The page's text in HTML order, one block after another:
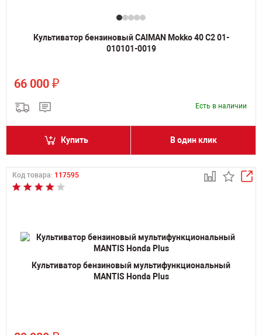
Культиватор бензиновый CAIMAN Mokko 40 C2 01-
010101-0019
66 000 ₽
Есть в наличии
Купить В один клик
Код товара: 117595
Культиватор бензиновый мультифункциональный
MANTIS Honda Plus